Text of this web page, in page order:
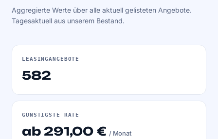
Aggregierte Werte über alle aktuell gelisteten Angebote.
Tagesaktuell aus unserem Bestand.
LEASINGANGEBOTE
582
GÜNSTIGSTE RATE
ab 291,00 €/ Monat